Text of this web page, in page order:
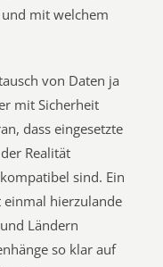
mit welchem
von Daten ja
mit Sicherheit
dass eingesetzte
Realität
sind. Ein
einmal hierzulande
Ländern
so klar auf